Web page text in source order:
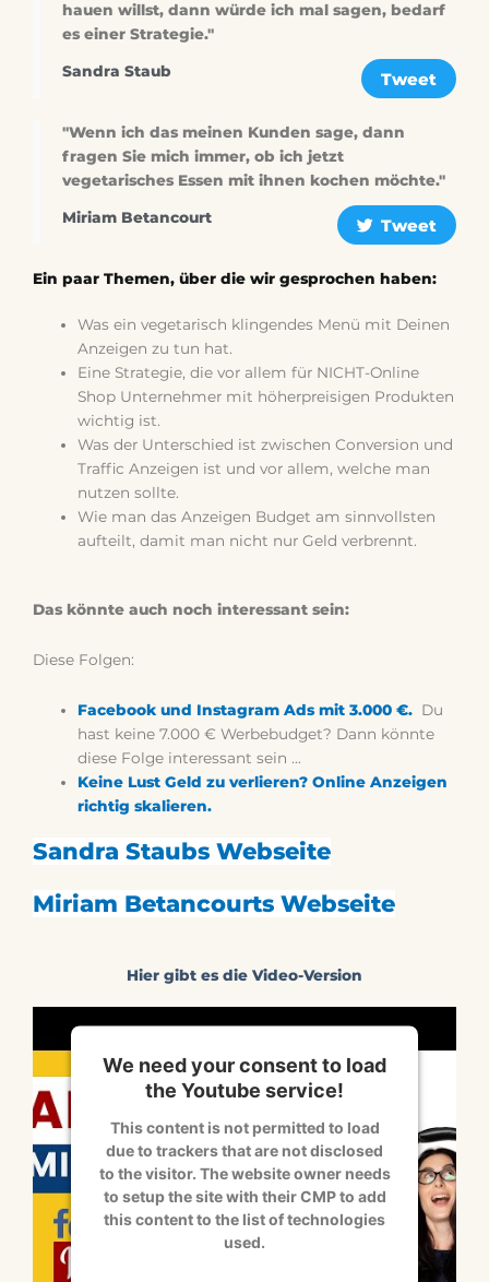
hauen willst, dann würde ich mal sagen, bedarf
es einer Strategie."
Sandra Staub Tweet
"Wenn ich das meinen Kunden sage, dann
fragen Sie mich immer, ob ich jetzt
vegetarisches Essen mit ihnen kochen möchte."
Miriam Betancourt Tweet
Ein paar Themen, über die wir gesprochen haben:
Was ein vegetarisch klingendes Menü mit Deinen
Anzeigen zu tun hat.
Eine Strategie, die vor allem für NICHT-Online
Shop Unternehmer mit höherpreisigen Produkten
wichtig ist.
Was der Unterschied ist zwischen Conversion und
Traffic Anzeigen ist und vor allem, welche man
nutzen sollte.
Wie man das Anzeigen Budget am sinnvollsten
aufteilt, damit man nicht nur Geld verbrennt.
Das könnte auch noch interessant sein:
Diese Folgen:
Facebook und Instagram Ads mit 3.000 €. Du
hast keine 7.000 € Werbebudget? Dann könnte
diese Folge interessant sein …
Keine Lust Geld zu verlieren? Online Anzeigen
richtig skalieren.
Sandra Staubs Webseite
Miriam Betancourts Webseite
Hier gibt es die Video-Version
We need your consent to load
the Youtube service!
This content is not permitted to load
due to trackers that are not disclosed
to the visitor. The website owner needs
to setup the site with their CMP to add
this content to the list of technologies
used.